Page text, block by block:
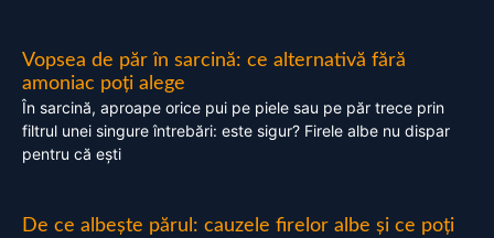
Vopsea de păr în sarcină: ce alternativă fără
amoniac poți alege
În sarcină, aproape orice pui pe piele sau pe păr trece prin
filtrul unei singure întrebări: este sigur? Firele albe nu dispar
pentru că ești
De ce albește părul: cauzele firelor albe și ce poți